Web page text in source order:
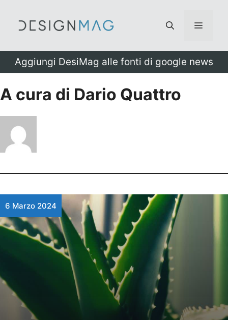
Menu
Aggiungi DesiMag alle fonti di google news
A cura di Dario Quattro
6 Marzo 2024